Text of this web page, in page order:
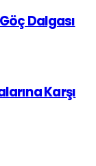
Dalgası
Karşı